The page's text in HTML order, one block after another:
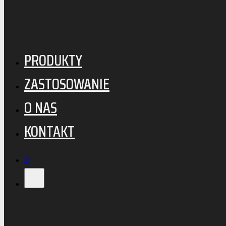
PRODUKTY
ZASTOSOWANIE
O NAS
KONTAKT
0